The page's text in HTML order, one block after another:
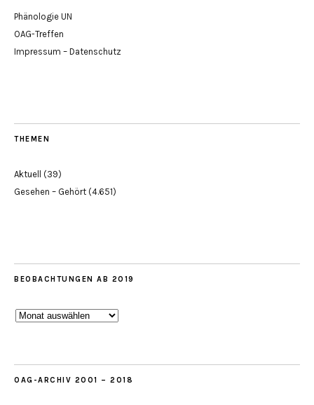
Phänologie UN
OAG-Treffen
Impressum – Datenschutz
THEMEN
Aktuell (39)
Gesehen – Gehört (4.651)
BEOBACHTUNGEN AB 2019
Beobachtungen
OAG-ARCHIV 2001 – 2018